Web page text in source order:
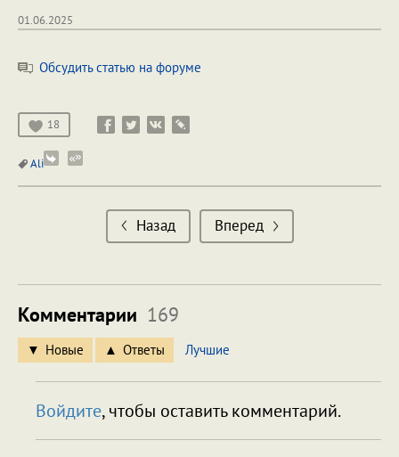
01.06.2025
Обсудить статью на форуме
18
Ali
Назад Вперед
Комментарии 169
Новые Ответы Лучшие
Войдите, чтобы оставить комментарий.